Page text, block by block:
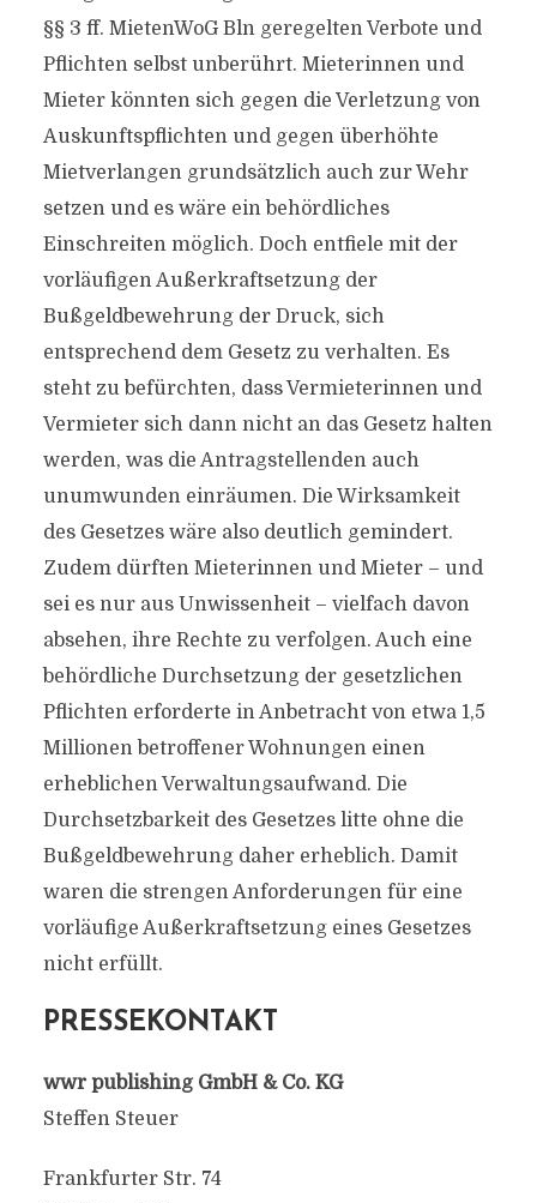
§§ 3 ff. MietenWoG Bln geregelten Verbote und
Pflichten selbst unberührt. Mieterinnen und
Mieter könnten sich gegen die Verletzung von
Auskunftspflichten und gegen überhöhte
Mietverlangen grundsätzlich auch zur Wehr
setzen und es wäre ein behördliches
Einschreiten möglich. Doch entfiele mit der
vorläufigen Außerkraftsetzung der
Bußgeldbewehrung der Druck, sich
entsprechend dem Gesetz zu verhalten. Es
steht zu befürchten, dass Vermieterinnen und
Vermieter sich dann nicht an das Gesetz halten
werden, was die Antragstellenden auch
unumwunden einräumen. Die Wirksamkeit
des Gesetzes wäre also deutlich gemindert.
Zudem dürften Mieterinnen und Mieter – und
sei es nur aus Unwissenheit – vielfach davon
absehen, ihre Rechte zu verfolgen. Auch eine
behördliche Durchsetzung der gesetzlichen
Pflichten erforderte in Anbetracht von etwa 1,5
Millionen betroffener Wohnungen einen
erheblichen Verwaltungsaufwand. Die
Durchsetzbarkeit des Gesetzes litte ohne die
Bußgeldbewehrung daher erheblich. Damit
waren die strengen Anforderungen für eine
vorläufige Außerkraftsetzung eines Gesetzes
nicht erfüllt.
PRESSEKONTAKT
wwr publishing GmbH & Co. KG
Steffen Steuer
Frankfurter Str. 74